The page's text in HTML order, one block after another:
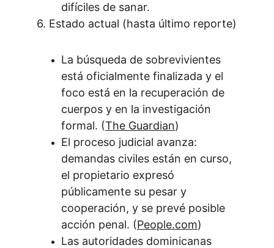
difíciles de sanar.
6. Estado actual (hasta último reporte)
La búsqueda de sobrevivientes
está oficialmente finalizada y el
foco está en la recuperación de
cuerpos y en la investigación
formal. (The Guardian)
El proceso judicial avanza:
demandas civiles están en curso,
el propietario expresó
públicamente su pesar y
cooperación, y se prevé posible
acción penal. (People.com)
Las autoridades dominicanas